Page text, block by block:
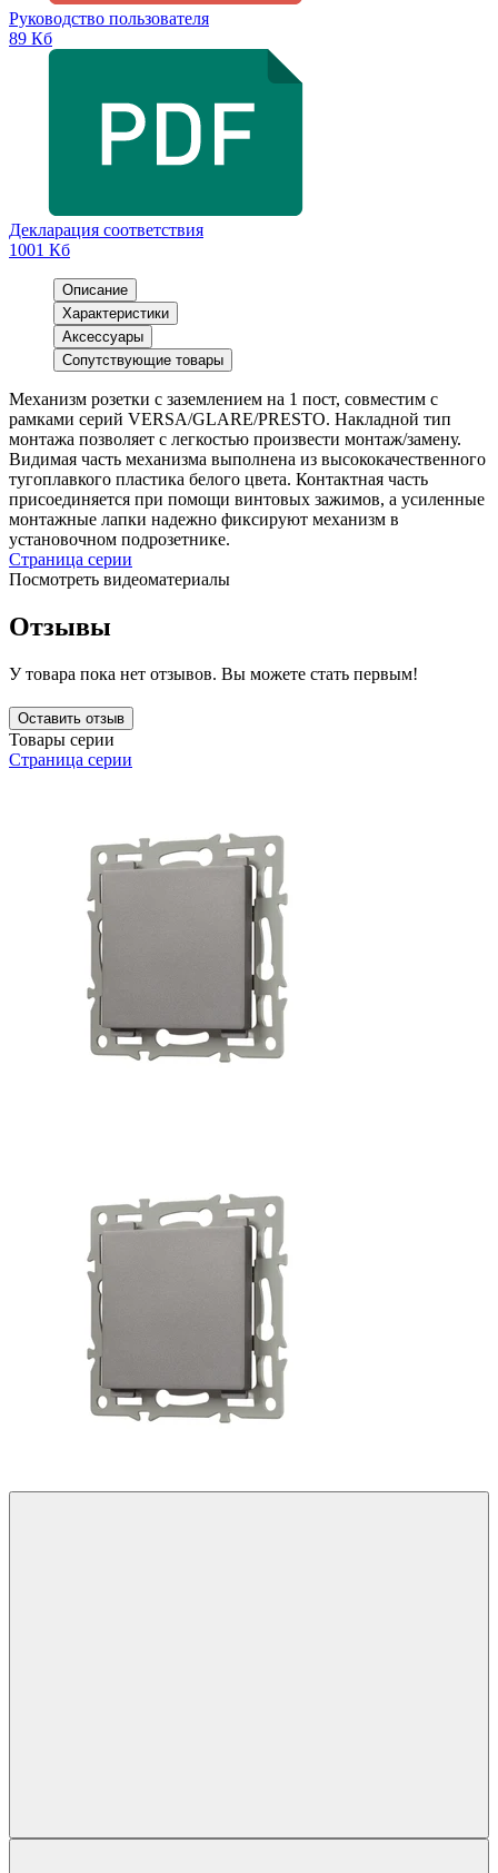
Руководство пользователя
89 Кб
Декларация соответствия
1001 Кб
Описание
Характеристики
Аксессуары
Сопутствующие товары
Механизм розетки с заземлением на 1 пост, совместим с
рамками серий VERSA/GLARE/PRESTO. Накладной тип
монтажа позволяет с легкостью произвести монтаж/замену.
Видимая часть механизма выполнена из высококачественного
тугоплавкого пластика белого цвета. Контактная часть
присоединяется при помощи винтовых зажимов, а усиленные
монтажные лапки надежно фиксируют механизм в
установочном подрозетнике.
Страница серии
Посмотреть видеоматериалы
Отзывы
У товара пока нет отзывов. Вы можете стать первым!
Оставить отзыв
Товары серии
Страница серии